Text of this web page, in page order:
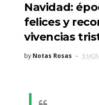
Navidad:
felices y
vivencias
by Notas Rosas 9